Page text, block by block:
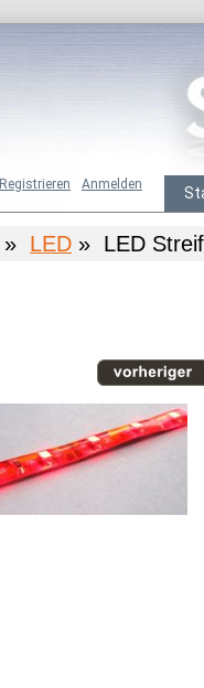
Anmelden
Registrieren
» LED » LED